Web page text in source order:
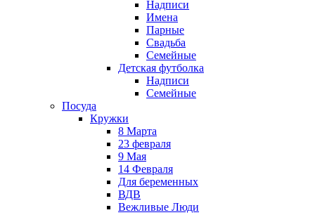
Надписи
Имена
Парные
Свадьба
Семейные
Детская футболка
Надписи
Семейные
Посуда
Кружки
8 Марта
23 февраля
9 Мая
14 Февраля
Для беременных
ВДВ
Вежливые Люди